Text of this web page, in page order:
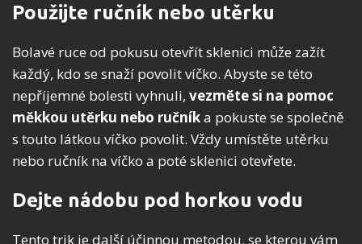
Použijte ručník nebo utěrku
Bolavé ruce od pokusu otevřít sklenici může zažít
každý, kdo se snaží povolit víčko. Abyste se této
nepříjemné bolesti vyhnuli, vezměte si na pomoc
měkkou utěrku nebo ručníka pokuste se společně
s touto látkou víčko povolit. Vždy umístěte utěrku
nebo ručník na víčko a poté sklenici otevřete.
Dejte nádobu pod horkou vodu
Tento trik je další účinnou metodou, se kterou vám